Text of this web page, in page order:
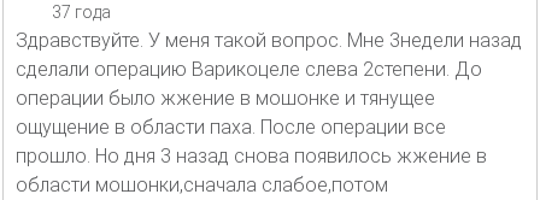
37 года
Здравствуйте. У меня такой вопрос. Мне 3недели назад
сделали операцию Варикоцеле слева 2степени. До
операции было жжение в мошонке и тянущее
ощущение в области паха. После операции все
прошло. Но дня 3 назад снова появилось жжение в
области мошонки,сначала слабое,потом